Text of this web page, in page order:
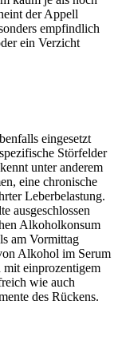
der Appell
empfindlich
ein Verzicht
eingesetzt
Störfelder
unter anderem
eine chronische
Leberbelastung.
ausgeschlossen
Alkoholkonsum
am Vormittag
Alkohol im Serum
einprozentigem
wie auch
des Rückens.